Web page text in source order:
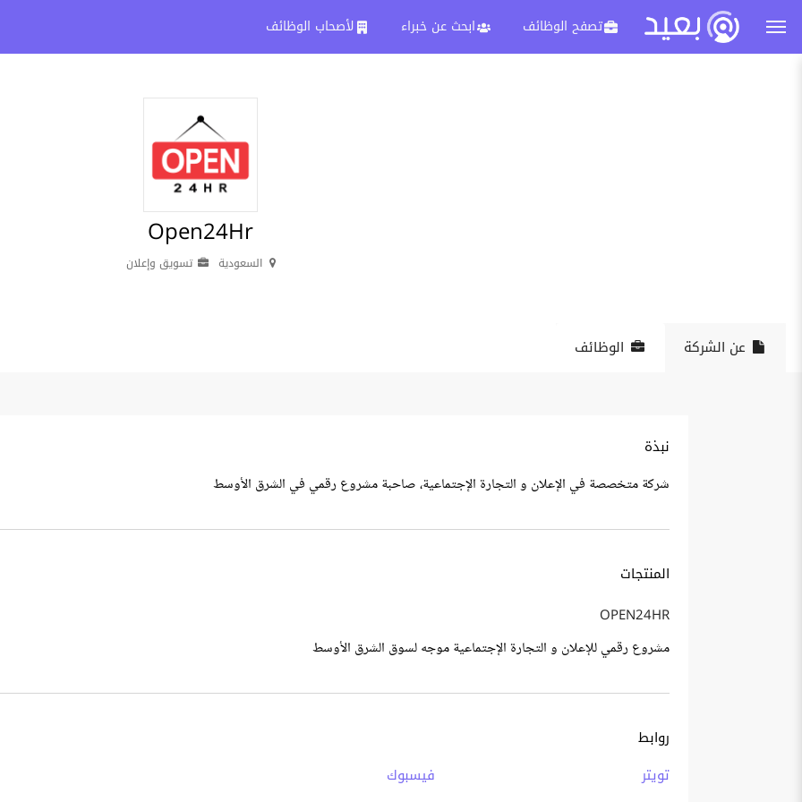
تصفح الوظائف ابحث عن خبراء لأصحاب الوظائف
Open24Hr
السعودية تسويق وإعلان
عن الشركة الوظائف
نبذة
شركة متخصصة في الإعلان و التجارة الإجتماعية، صاحبة مشروع رقمي في الشرق الأوسط
المنتجات
OPEN24HR
مشروع رقمي للإعلان و التجارة الإجتماعية موجه لسوق الشرق الأوسط
روابط
تويتر
فيسبوك